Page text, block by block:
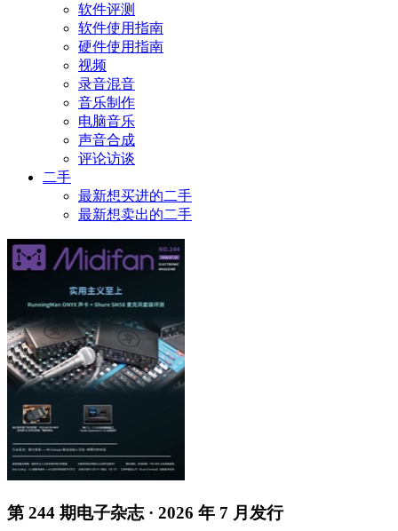
软件评测
软件使用指南
硬件使用指南
视频
录音混音
音乐制作
电脑音乐
声音合成
评论访谈
二手
最新想买进的二手
最新想卖出的二手
第 244 期电子杂志 · 2026 年 7 月发行